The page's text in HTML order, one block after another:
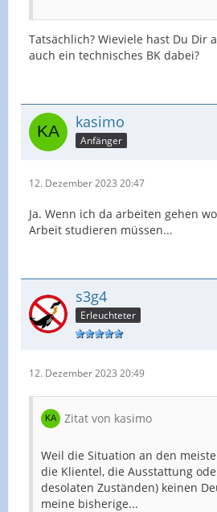
Tatsächlich? Wieviele hast Du Dir
auch ein technisches BK dabei?
kasimo
Anfänger
12. Dezember 2023 20:47
Ja. Wenn ich da arbeiten gehen
Arbeit studieren müssen...
s3g4
Erleuchteter
12. Dezember 2023 20:49
Zitat von kasimo
Weil die Situation an den
die Klientel, die Ausstattung
desolaten Zuständen) keinen
meine bisherige...